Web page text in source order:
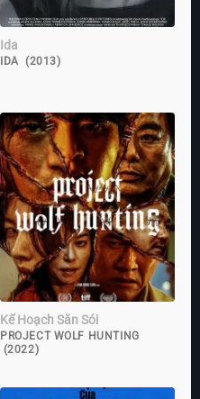
Ida
IDA (2013)
Kế Hoạch Săn Sói
PROJECT WOLF HUNTING
(2022)